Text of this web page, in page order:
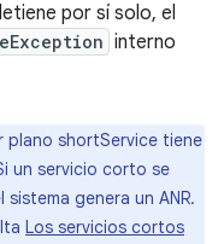
por sí solo, el
interno
plano shortService tiene
un servicio corto se
genera un ANR.
Los servicios cortos